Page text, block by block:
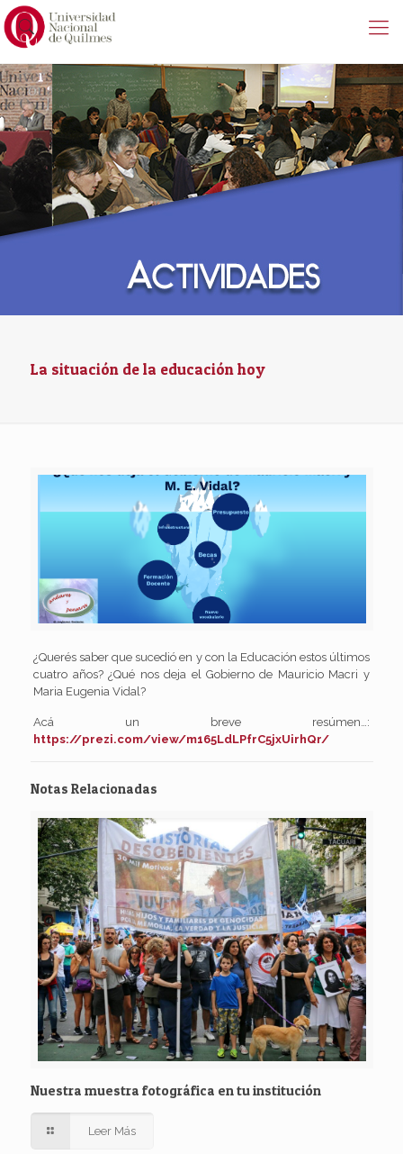
La situación de la educación hoy
¿Querés saber que sucedió en y con la Educación estos últimos
cuatro años? ¿Qué nos deja el Gobierno de Mauricio Macri y
Maria Eugenia Vidal?
Acá un breve resúmen…:
https://prezi.com/view/m165LdLPfrC5jxUirhQr/
Notas Relacionadas
Nuestra muestra fotográfica en tu institución
Leer Más